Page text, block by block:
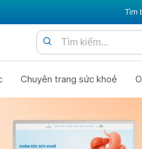
Tìm
Chuyên trang sức khoẻ